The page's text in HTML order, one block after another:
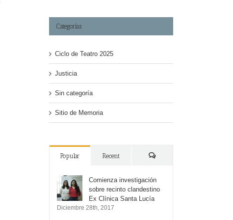
Categorías
Ciclo de Teatro 2025
Justicia
Sin categoría
Sitio de Memoria
Popular Recent
Comienza investigación
sobre recinto clandestino
Ex Clínica Santa Lucía
Diciembre 28th, 2017